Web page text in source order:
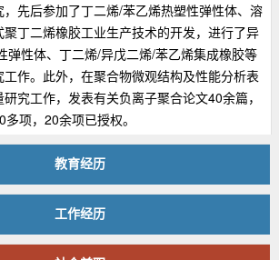
先后参加了丁二烯/苯乙烯热塑性弹性体、溶
丁二烯橡胶工业生产技术的开发，进行了异
弹性体、丁二烯/异戊二烯/苯乙烯集成橡胶等
作。此外，在聚合物微观结构及性能分析表
究工作，发表有关负离子聚合论文40余篇，
项，20余项已授权。
教育经历
工作经历